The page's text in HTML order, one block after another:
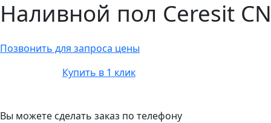
Наливной пол Ceresit
Позвонить для запроса цены
Купить в 1 клик
Вы можете сделать заказ по телефону